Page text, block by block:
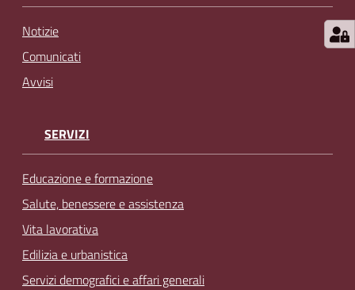
su
Notizie
Comunicati
Avvisi
SERVIZI
Educazione e formazione
Salute, benessere e assistenza
Vita lavorativa
Edilizia e urbanistica
Servizi demografici e affari generali